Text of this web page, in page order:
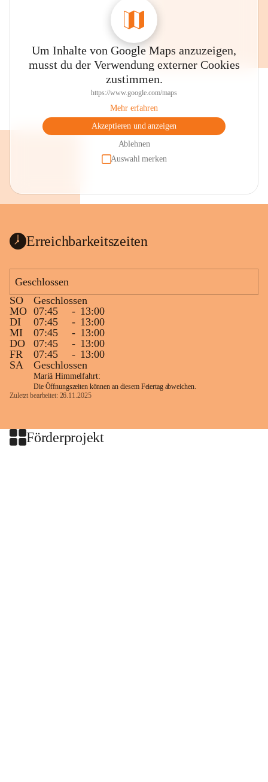
Um Inhalte von Google Maps anzuzeigen,
musst du der Verwendung externer Cookies
zustimmen.
https://www.google.com/maps
Mehr erfahren
Akzeptieren und anzeigen
Ablehnen
Auswahl merken
Erreichbarkeitszeiten
Geschlossen
SO
Geschlossen
MO 07:45 - 13:00
DI
07:45 - 13:00
MI
07:45 - 13:00
DO
07:45 - 13:00
FR
07:45 - 13:00
SA
Geschlossen
Mariä Himmelfahrt:
Die Öffnungszeiten können an diesem Feiertag abweichen.
Zuletzt bearbeitet: 26.11.2025
Förderprojekt